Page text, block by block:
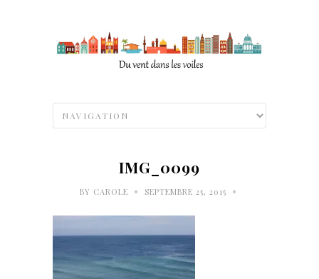
IMG_0099
BY CAROLE • SEPTEMBRE 25, 2015 •